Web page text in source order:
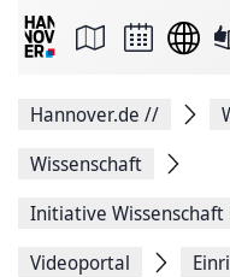
Seite
Facebook
teilen
Seitenlink
Seite
Hannover.de //
Wissenschaft
Initiative Wissenschaft
Videoportal